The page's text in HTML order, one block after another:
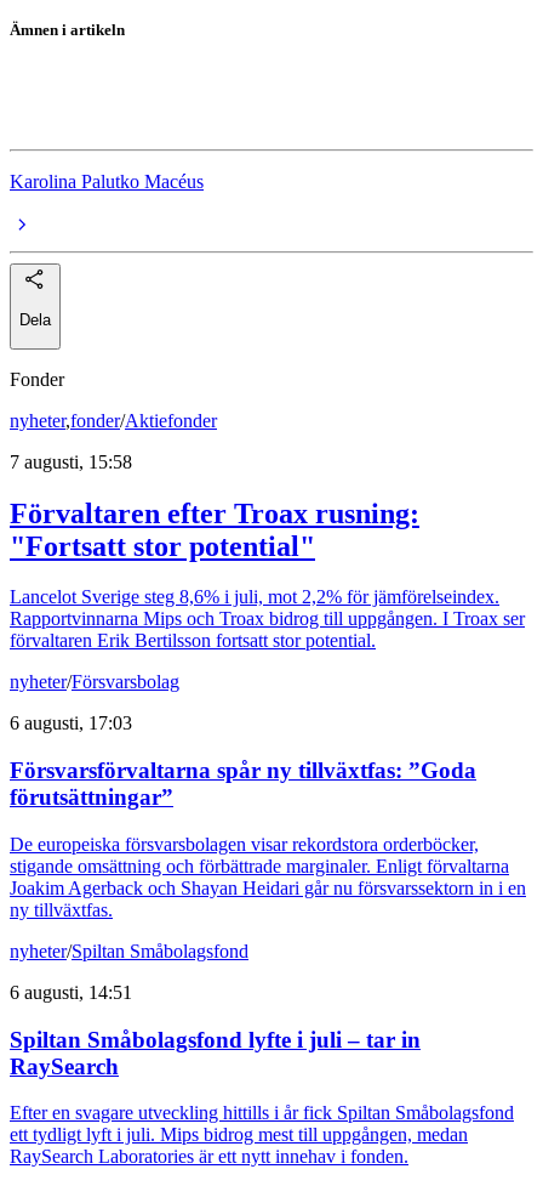
Ämnen i artikeln
Karolina Palutko Macéus
Dela
Fonder
nyheter,fonder/Aktiefonder
7 augusti, 15:58
Förvaltaren efter Troax rusning:
"Fortsatt stor potential"
Lancelot Sverige steg 8,6% i juli, mot 2,2% för jämförelseindex.
Rapportvinnarna Mips och Troax bidrog till uppgången. I Troax ser
förvaltaren Erik Bertilsson fortsatt stor potential.
nyheter/Försvarsbolag
6 augusti, 17:03
Försvarsförvaltarna spår ny tillväxtfas: ”Goda
förutsättningar”
De europeiska försvarsbolagen visar rekordstora orderböcker,
stigande omsättning och förbättrade marginaler. Enligt förvaltarna
Joakim Agerback och Shayan Heidari går nu försvarssektorn in i en
ny tillväxtfas.
nyheter/Spiltan Småbolagsfond
6 augusti, 14:51
Spiltan Småbolagsfond lyfte i juli – tar in
RaySearch
Efter en svagare utveckling hittills i år fick Spiltan Småbolagsfond
ett tydligt lyft i juli. Mips bidrog mest till uppgången, medan
RaySearch Laboratories är ett nytt innehav i fonden.